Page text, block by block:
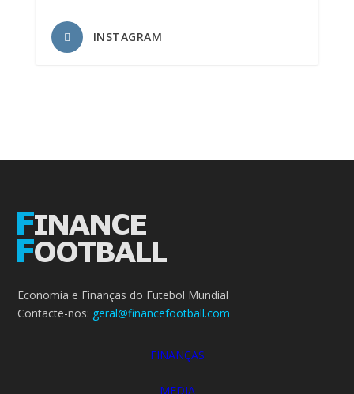
INSTAGRAM
Economia e Finanças do Futebol Mundial
Contacte-nos: geral@financefootball.com
FINANÇAS
MEDIA